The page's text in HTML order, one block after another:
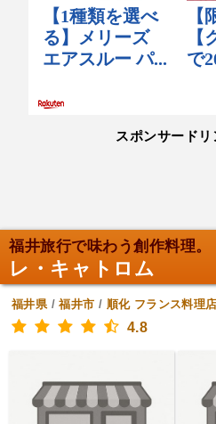
スポンサードリ
福井旅行で味わう創作料理。
レ・キャトロム
福井県/福井市 / 順化 フランス料理店
4.8